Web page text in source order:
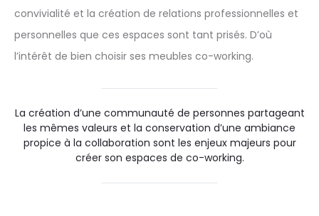
convivialité et la création de relations professionnelles et
personnelles que ces espaces sont tant prisés. D’où
l’intérêt de bien choisir ses meubles co-working.
La création d’une communauté de personnes partageant
les mêmes valeurs et la conservation d’une ambiance
propice à la collaboration sont les enjeux majeurs pour
créer son espaces de co-working.